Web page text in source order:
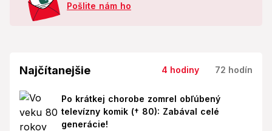
Pošlite nám ho
Najčítanejšie 4 hodiny 72 hodín
Po krátkej chorobe zomrel obľúbený
televízny komik († 80): Zabával celé
generácie!